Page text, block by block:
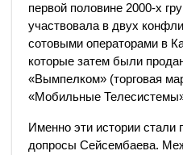
первой половине 2000-х
участвовала в двух
сотовыми операторами в
которые затем были
«Вымпелком» (торговая
«Мобильные
Именно эти истории стали
допросы Сейсембаева.